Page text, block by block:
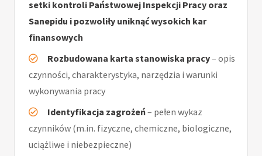
setki kontroli Państwowej Inspekcji Pracy oraz
Sanepidu i pozwoliły uniknąć wysokich kar
finansowych
Rozbudowana karta stanowiska pracy– opis
czynności, charakterystyka, narzędzia i warunki
wykonywania pracy
Identyfikacja zagrożeń– pełen wykaz
czynników (m.in. fizyczne, chemiczne, biologiczne,
uciążliwe i niebezpieczne)